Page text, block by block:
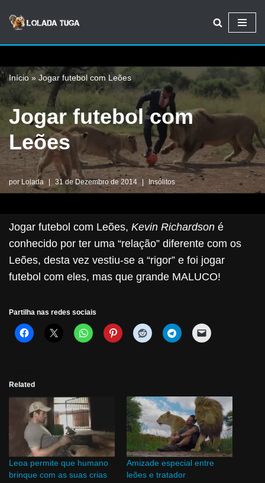
Avançar
o
conteúdo
Início » Jogar futebol com Leões
Jogar futebol com
Leões
por Lolada 31 de Dezembro de 2014 Insólitos
Jogar futebol com Leões, Kevin Richardson é
conhecido por ter uma “relação” diferente com os
Leões, desta vez vestiu-se a “rigor” e foi jogar
futebol com eles, mas que grande MALUCO!
Partilha nas redes sociais
Related
Leoa permite que humano
brinque com as suas crias
Amizade especial entre
leões e tratador